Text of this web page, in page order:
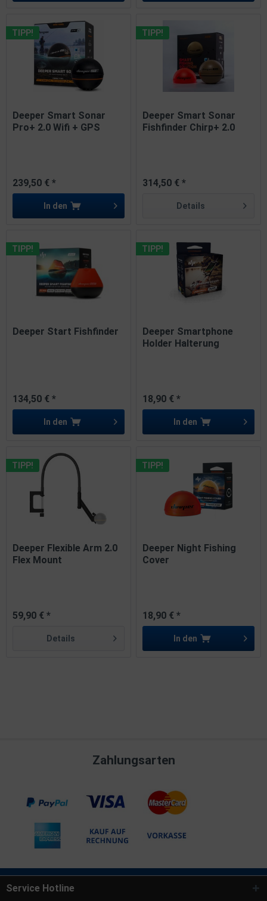
TIPP!
Deeper Smart Sonar
Pro+ 2.0 Wifi + GPS
239,50 € *
In den
TIPP!
Deeper Smart Sonar
Fishfinder Chirp+ 2.0
314,50 € *
Details
TIPP!
Deeper Start Fishfinder
134,50 € *
In den
TIPP!
Deeper Smartphone
Holder Halterung
18,90 € *
In den
TIPP!
Deeper Flexible Arm 2.0
Flex Mount
59,90 € *
Details
TIPP!
Deeper Night Fishing
Cover
18,90 € *
In den
Zahlungsarten
Service Hotline